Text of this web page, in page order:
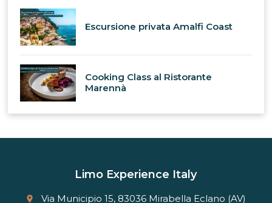
Escursione privata Amalfi Coast
Cooking Class al Ristorante
Marennà
Limo Experience Italy
place Via Municipio 15, 83036 Mirabella Eclano (AV)